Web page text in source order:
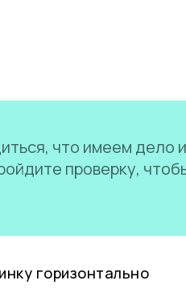
что имеем дело
проверку,
горизонтально